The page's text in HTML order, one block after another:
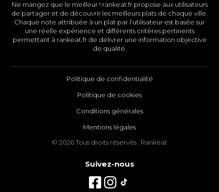
Ne mangez que le meilleur ! rankeat.fr propose aux utilisateurs
de partager et de découvrir les meilleurs plats de chaque ville.
Chaque note attribuée à un plat par l’utilisateur est basée sur
une réelle expérience et différents critères pertinents
permettant à rankeat.fr de délivrer une information objective
de qualité.
Politique de confidentialité
Politique de cookies
Conditions générales
Mentions légales
© 2026 Tous droits réservés . Rankeat
Suivez-nous